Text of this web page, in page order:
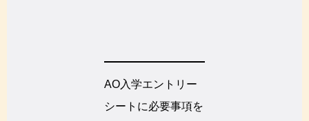
AO入学エントリー
シートに必要事項を